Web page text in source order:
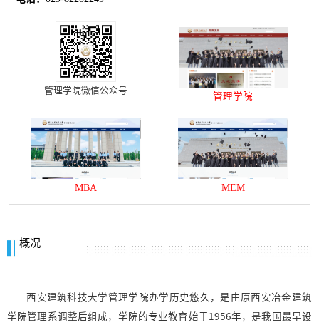
管理学院微信公众号
管理学院
MBA MEM
概况
西安建筑科技大学管理学院办学历史悠久，是由原西安冶金建筑
学院管理系调整后组成，学院的专业教育始于1956年，是我国最早设